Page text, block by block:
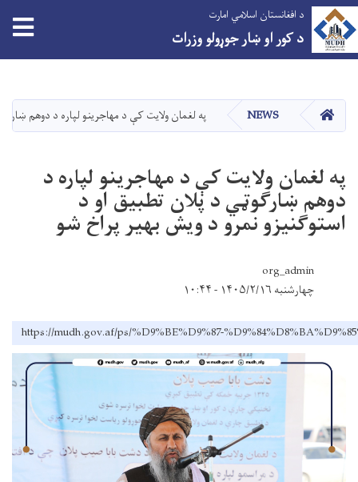
دانګل
د افغانستان اسلامي امارت
د کور او ښار جوړولو وزرات
کور NEWS په لغمان ولایت کې د مهاجرینو لپاره د دوهم
په لغمان ولایت کې د مهاجرینو لپاره د
دوهم ښارګوټي د پلان تطبیق او د
استوګنیزو نمرو د ویش بهیر پراخ شو
org_admin
چهارشنبه ۱۴۰۵/۲/۱۶ - ۱۰:۴۴
https://mudh.gov.af/ps/%D9%BE%D9%87-